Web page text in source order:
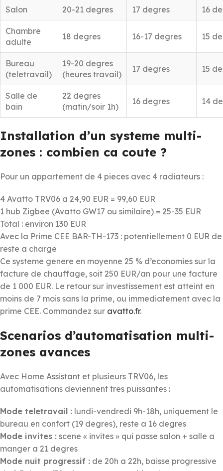
Salon 20-21 degres 17 degres 16
Chambre
adulte
18 degres 16-17 degres 15
Bureau
(teletravail)
19-20 degres
(heures travail)
17 degres 15
Salle de
bain
22 degres
(matin/soir 1h)
16 degres 14
Installation d’un systeme multi-
zones : combien ca coute ?
Pour un appartement de 4 pieces avec 4 radiateurs :
4 Avatto TRV06 a 24,90 EUR = 99,60 EUR
1 hub Zigbee (Avatto GW17 ou similaire) = 25-35 EUR
Total : environ 130 EUR
Avec la Prime CEE BAR-TH-173 : potentiellement 0 EUR de
reste a charge
Ce systeme genere en moyenne 25 % d’economies sur la
facture de chauffage, soit 250 EUR/an pour une facture
de 1 000 EUR. Le retour sur investissement est atteint en
moins de 7 mois sans la prime, ou immediatement avec la
prime CEE. Commandez sur avatto.fr.
Scenarios d’automatisation multi-
zones avances
Avec Home Assistant et plusieurs TRV06, les
automatisations deviennent tres puissantes :
Mode teletravail : lundi-vendredi 9h-18h, uniquement le
bureau en confort (19 degres), reste a 16 degres
Mode invites : scene « invites » qui passe salon + salle a
manger a 21 degres
Mode nuit progressif : de 20h a 22h, baisse progressive